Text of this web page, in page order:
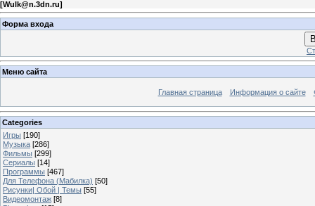
[Wulk@n.3dn.ru]
Форма входа
Меню сайта
Главная страница Информация о сайте
Categories
Игры [190]
Музыка [286]
Фильмы [299]
Сериалы [14]
Программы [467]
Для Телефона (Мабилка) [50]
Рисунки| Обой | Темы [55]
Видеомонтаж [8]